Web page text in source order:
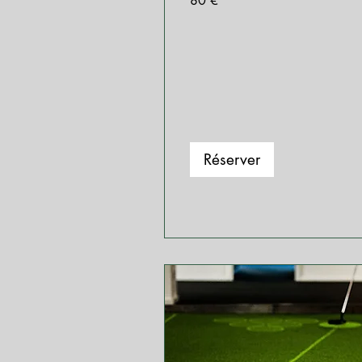
Réserver